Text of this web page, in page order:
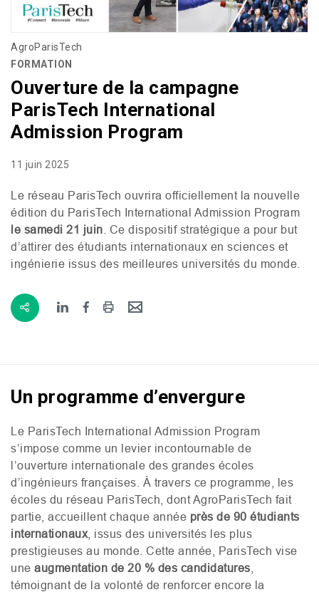
AgroParisTech
FORMATION
Ouverture de la campagne
ParisTech International
Admission Program
11 juin 2025
Le réseau ParisTech ouvrira officiellement la nouvelle
édition du ParisTech International Admission Program
le samedi 21 juin . Ce dispositif stratégique a pour but
d’attirer des étudiants internationaux en sciences et
ingénierie issus des meilleures universités du monde.
Un programme d’envergure
Le ParisTech International Admission Program
s’impose comme un levier incontournable de
l’ouverture internationale des grandes écoles
d’ingénieurs françaises. À travers ce programme, les
écoles du réseau ParisTech, dont AgroParisTech fait
partie, accueillent chaque année près de 90 étudiants
internationaux, issus des universités les plus
prestigieuses au monde. Cette année, ParisTech vise
une augmentation de 20 % des candidatures
témoignant de la volonté de renforcer encore la